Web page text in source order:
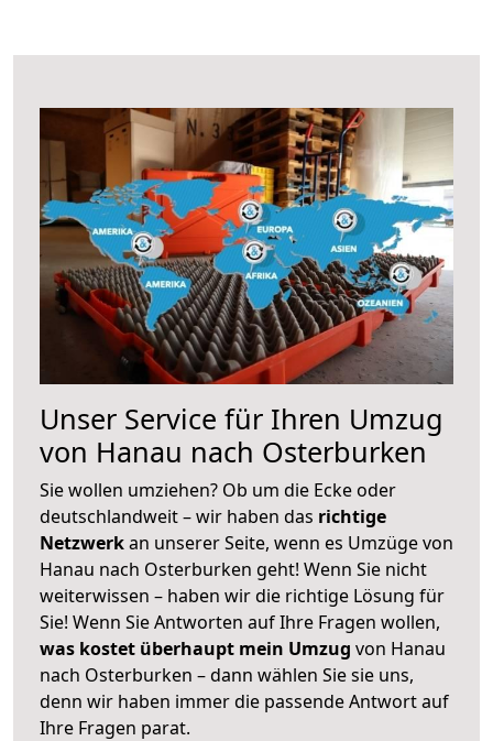
Unser Service für Ihren Umzug
von Hanau nach Osterburken
Sie wollen umziehen? Ob um die Ecke oder
deutschlandweit – wir haben das richtige
Netzwerkan unserer Seite, wenn es Umzüge von
Hanau nach Osterburken geht! Wenn Sie nicht
weiterwissen – haben wir die richtige Lösung für
Sie! Wenn Sie Antworten auf Ihre Fragen wollen,
was kostet überhaupt mein Umzug von Hanau
nach Osterburken – dann wählen Sie sie uns,
denn wir haben immer die passende Antwort auf
Ihre Fragen parat.